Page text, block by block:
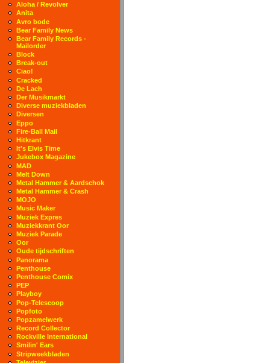
Aloha / Revolver
Anita
Avro bode
Bear Family News
Bear Family Records -
Mailorder
Block
Break-out
Ciao!
Cracked
De Lach
Der Musikmarkt
Diverse muziekbladen
Diversen
Eppo
Fire-Ball Mail
Hitkrant
It's Elvis Time
Jukebox Magazine
MAD
Melt Down
Metal Hammer & Aardschok
Metal Hammer & Crash
MOJO
Music Maker
Muziek Expres
Muziekkrant Oor
Muziek Parade
Oor
Oude tijdschriften
Panorama
Penthouse
Penthouse Comix
PEP
Playboy
Pop-Telescoop
Popfoto
Popzamelwerk
Record Collector
Rockville International
Smilin' Ears
Stripweekbladen